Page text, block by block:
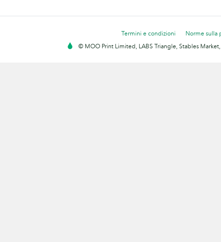
Termini e condizioni
Norme sulla
© MOO Print Limited, LABS Triangle, Stables